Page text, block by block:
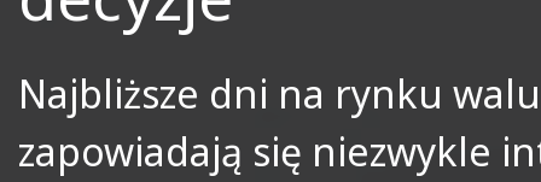
Najbliższe dni na rynku
zapowiadają się niezwykle